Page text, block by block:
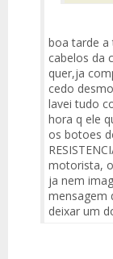
boa tarde a
cabelos da
quer,ja
cedo
lavei tudo
hora q ele
os botoes
motorista,
ja nem
mensagem
deixar um